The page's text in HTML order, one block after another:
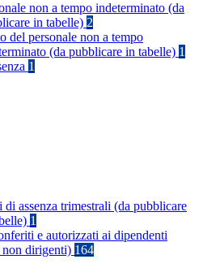
non a tempo indeterminato (da
in tabelle) 2
del personale non a tempo
(da pubblicare in tabelle) 1
1
di assenza trimestrali (da pubblicare
1
e autorizzati ai dipendenti
dirigenti) 164